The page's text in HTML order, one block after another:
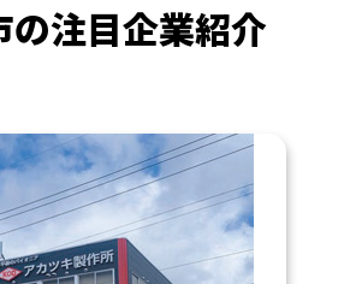
の注目企業紹介